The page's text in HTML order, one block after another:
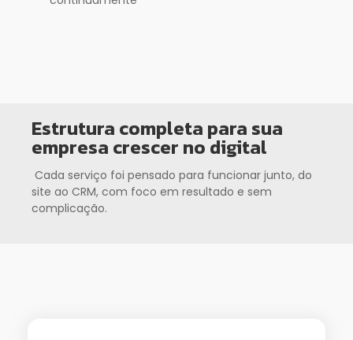
Estrutura completa para sua
empresa crescer no digital
Cada serviço foi pensado para funcionar junto, do
site ao CRM, com foco em resultado e sem
complicação.